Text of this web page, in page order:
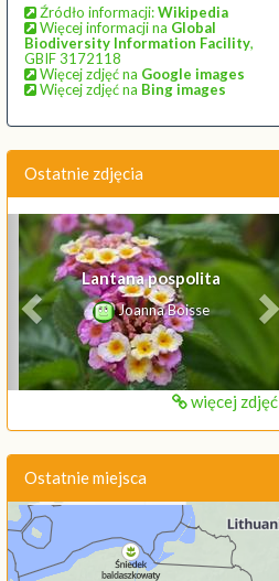
Źródło informacji:Wikipedia
Więcej informacji na Global
Biodiversity Information Facility,
GBIF 3172118
Więcej zdjęć na Google images
Więcej zdjęć na Bing images
Ostatnie zdjęcia
Lantana pospolita
Joanna Boisse
Poprzednie
więcej zdjęć
Ostatnie miejsca